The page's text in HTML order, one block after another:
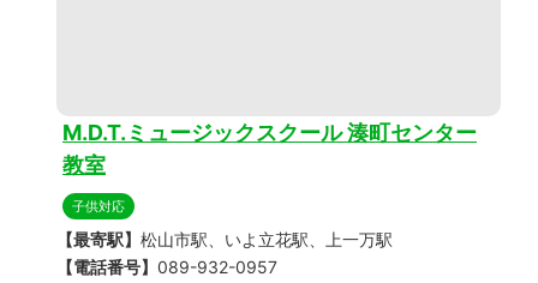
M.D.T.ミュージックスクール 湊町センター
教室
子供対応
【最寄駅】 松山市駅、いよ立花駅、上一万駅
【電話番号】 089-932-0957